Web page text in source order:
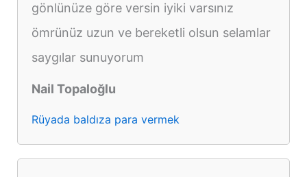
gönlünüze göre versin iyiki varsınız
ömrünüz uzun ve bereketli olsun selamlar
saygılar sunuyorum
Nail Topaloğlu
Rüyada baldıza para vermek